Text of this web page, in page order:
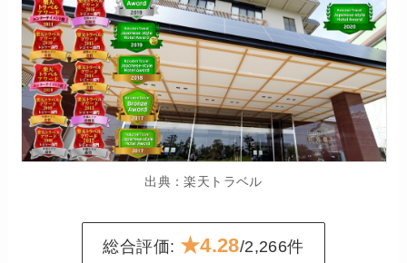
出典：楽天トラベル
総合評価: ★4.28/2,266件